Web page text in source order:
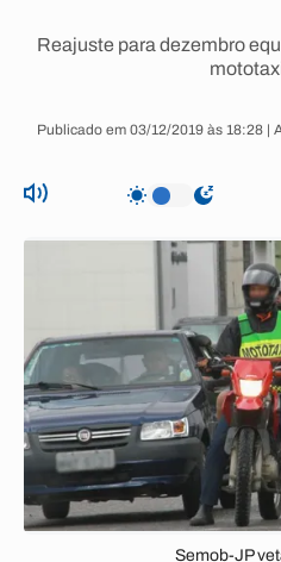
Reajuste para dezembro
Publicado em 03/12/2019 às 18:28 |
Semob-JP